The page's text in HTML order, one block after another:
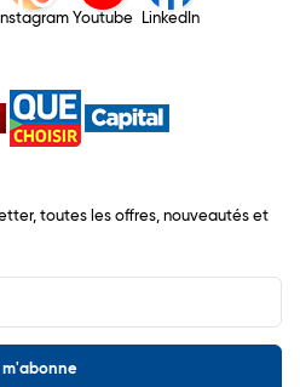
Instagram Youtube LinkedIn
toutes les offres, nouveautés et